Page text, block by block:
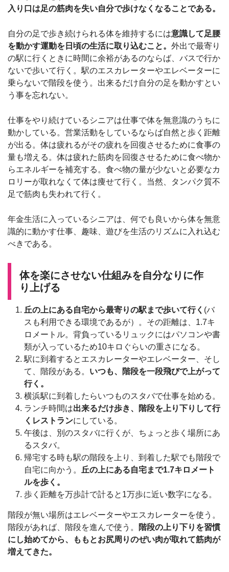
入り口は足の筋肉を失い自分で歩けなくなることである。
自分の足で歩き続けられる体を維持するには意識して足腰
を動かす運動を日頃の生活に取り込むこと。 外出で最寄り
の駅に行くときに時間に余裕があるのならば、バスで行か
ないで歩いて行く。駅のエスカレーターやエレベーターに
乗らないで階段を使う。出来るだけ自分の足を動かすとい
う事を忘れない。
仕事をやり続けているシニアは仕事で体を無意識のうちに
動かしている。営業活動をしているならば自然と歩く距離
が出る。体は疲れるがその疲れを回復させるために食事の
量も増える。体は疲れた筋肉を回復させるために食べ物か
らエネルギーを補充する。食べ物の量が少ないと必要なカ
ロリーが取れなくて体は痩せて行く。当然、タンパク質不
足で筋肉も失われて行く。
年金生活に入っているシニアは、何でも良いから体を無意
識的に動かす仕事、趣味、遊びを生活のリズムに入れ込む
べきである。
体を楽にさせない仕組みを自分なりに作
り上げる
丘の上にある自宅から最寄りの駅まで歩いて行く (バ
スも利用できる環境であるが）。その距離は、1.7キ
ロメートル。背負っているリュックにはパソコンや書
類が入っているため10キロぐらいの重さになる。
駅に到着するとエスカレーターやエレベーター、そし
て、階段がある。 いつも、階段を一段飛びで上がって
行く。
横浜駅に到着したらいつものスタバで仕事を始める。
ランチ時間は出来るだけ歩き、階段を上り下りして行
くレストランにしている。
午後は、別のスタバに行くが、ちょっと歩く場所にあ
るスタバ。
帰宅する時も駅の階段を上り、到着した駅でも階段で
自宅に向かう。
丘の上にある自宅まで1.7キロメート
ルを歩く。
歩く距離を万歩計で計ると1万歩に近い数字になる。
階段が無い場所はエレベーターやエスカレーターを使う。
階段があれば、階段を進んで使う。
階段の上り下りを習慣
にし始めてから、ももとお尻周りのぜい肉が取れて筋肉が
増えてきた。